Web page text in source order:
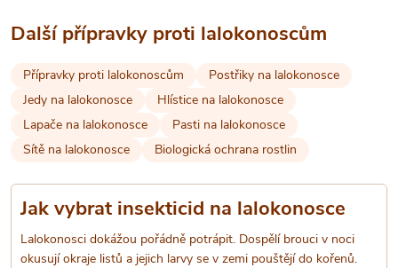
l
d
a
í
p
Další přípravky proti lalokonoscům
Přípravky proti lalokonoscům
Postřiky na lalokonosce
Jedy na lalokonosce
Hlístice na lalokonosce
Lapače na lalokonosce
Pasti na lalokonosce
Sítě na lalokonosce
Biologická ochrana rostlin
Jak vybrat insekticid na lalokonosce
Lalokonosci dokážou pořádně potrápit. Dospělí brouci v noci
okusují okraje listů a jejich larvy se v zemi pouštějí do kořenů.